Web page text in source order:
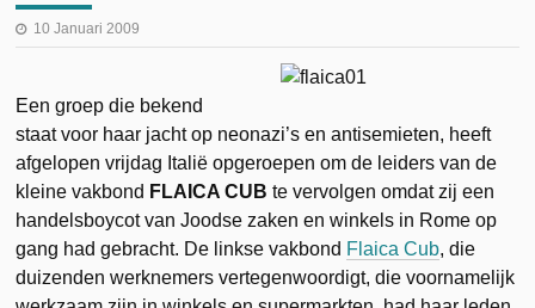
10 Januari 2009
Een groep die bekend
staat voor haar jacht op neonazi’s en antisemieten, heeft
afgelopen vrijdag Italië opgeroepen om de leiders van de
kleine vakbond FLAICA CUB te vervolgen omdat zij een
handelsboycot van Joodse zaken en winkels in Rome op
gang had gebracht. De linkse vakbond Flaica Cub, die
duizenden werknemers vertegenwoordigt, die voornamelijk